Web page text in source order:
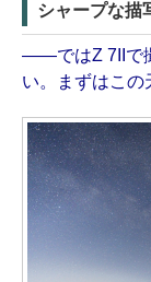
シャープな描
——ではZ 7IIで
い。まずはこの